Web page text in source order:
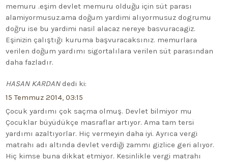
memuru .eşim devlet memuru olduğu için süt parası
alamiyormusuz.ama doğum yardimi alıyormusuz dogrumu
doğru ise bu yardimi nasil alacaz nereye basvuracagiz.
Eşinizin çalıştığı kuruma başvuracaksınız. memurlara
verilen doğum yardımı sigortalılara verilen süt parasından
daha fazladır.
HASAN KARDAN dedi ki:
15 Temmuz 2014, 03:15
Çocuk yardımı çok saçma olmuş. Devlet bilmiyor mu
Çocuklar büyüdükçe masraflar artıyor. Ama tam tersi
yardımı azaltıyorlar. Hiç vermeyin daha iyi. Ayrıca vergi
matrahı adı altında devlet verdiği zammı gizlice geri alıyor.
Hiç kimse buna dikkat etmiyor. Kesinlikle vergi matrahı